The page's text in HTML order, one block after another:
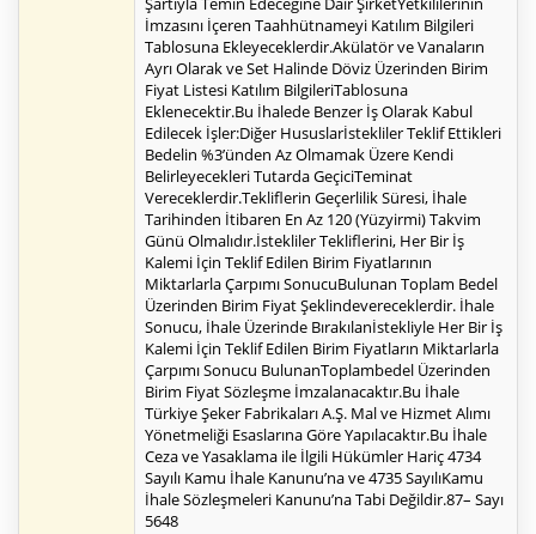
İmzasını İçeren Taahhütnameyi Katılım Bilgileri
Tablosuna Ekleyeceklerdir.Akülatör ve Vanaların
Ayrı Olarak ve Set Halinde Döviz Üzerinden Birim
Fiyat Listesi Katılım BilgileriTablosuna
Eklenecektir.Bu İhalede Benzer İş Olarak Kabul
Edilecek İşler:Diğer Hususlarİstekliler Teklif Ettikleri
Bedelin %3’ünden Az Olmamak Üzere Kendi
Belirleyecekleri Tutarda GeçiciTeminat
Vereceklerdir.Tekliflerin Geçerlilik Süresi, İhale
Tarihinden İtibaren En Az 120 (Yüzyirmi) Takvim
Günü Olmalıdır.İstekliler Tekliflerini, Her Bir İş
Kalemi İçin Teklif Edilen Birim Fiyatlarının
Miktarlarla Çarpımı SonucuBulunan Toplam Bedel
Üzerinden Birim Fiyat Şeklindevereceklerdir. İhale
Sonucu, İhale Üzerinde Bırakılanİstekliyle Her Bir İş
Kalemi İçin Teklif Edilen Birim Fiyatların Miktarlarla
Çarpımı Sonucu BulunanToplambedel Üzerinden
Birim Fiyat Sözleşme İmzalanacaktır.Bu İhale
Türkiye Şeker Fabrikaları A.Ş. Mal ve Hizmet Alımı
Yönetmeliği Esaslarına Göre Yapılacaktır.Bu İhale
Ceza ve Yasaklama ile İlgili Hükümler Hariç 4734
Sayılı Kamu İhale Kanunu’na ve 4735 SayılıKamu
İhale Sözleşmeleri Kanunu’na Tabi Değildir.87– Sayı
5648